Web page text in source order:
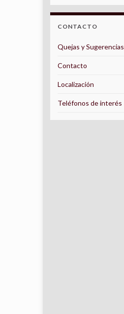
CONTACTO
Quejas y Sugerencias
Contacto
Localización
Teléfonos de interés